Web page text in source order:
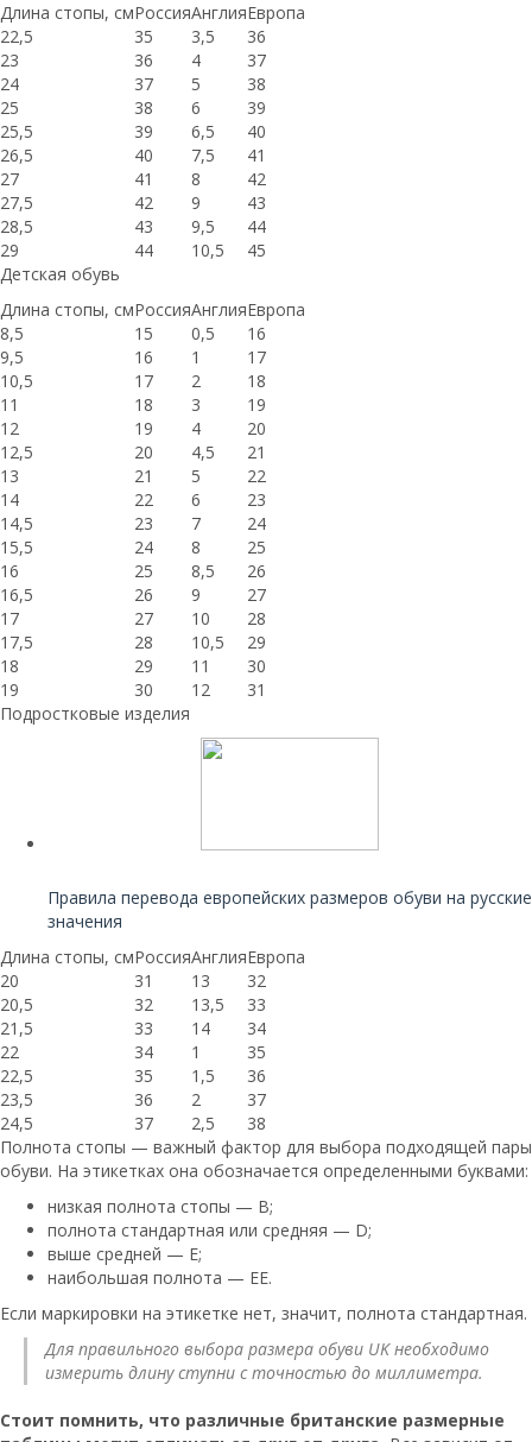
Длина стопы, смРоссияАнглияЕвропа
22,5
35 3,5
36
23
36 4
37
24
37 5
38
25
38 6
39
25,5
39 6,5
40
26,5
40 7,5
41
27
41 8
42
27,5
42 9
43
28,5
43 9,5
44
29
44 10,5
45
Детская обувь
Длина стопы, смРоссияАнглияЕвропа
8,5
15 0,5
16
9,5
16 1
17
10,5
17 2
18
11
18 3
19
12
19 4
20
12,5
20 4,5
21
13
21 5
22
14
22 6
23
14,5
23 7
24
15,5
24 8
25
16
25 8,5
26
16,5
26 9
27
17
27 10
28
17,5
28 10,5
29
18
29 11
30
19
30 12
31
Подростковые изделия
Правила перевода европейских размеров обуви на русские
значения
Длина стопы, смРоссияАнглияЕвропа
20
31 13
32
20,5
32 13,5
33
21,5
33 14
34
22
34 1
35
22,5
35 1,5
36
23,5
36 2
37
24,5
37 2,5
38
Полнота стопы — важный фактор для выбора подходящей пары
обуви. На этикетках она обозначается определенными буквами:
низкая полнота стопы — В;
полнота стандартная или средняя — D;
выше средней — Е;
наибольшая полнота — ЕЕ.
Если маркировки на этикетке нет, значит, полнота стандартная.
Для правильного выбора размера обуви UK необходимо
измерить длину ступни с точностью до миллиметра.
Стоит помнить, что различные британские размерные